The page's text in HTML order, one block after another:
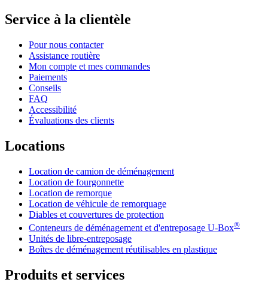
Service à la clientèle
Pour nous contacter
Assistance routière
Mon compte et mes commandes
Paiements
Conseils
FAQ
Accessibilité
Évaluations des clients
Locations
Location de camion de déménagement
Location de fourgonnette
Location de remorque
Location de véhicule de remorquage
Diables et couvertures de protection
Conteneurs de déménagement et d'entreposage U-Box®
Unités de libre-entreposage
Boîtes de déménagement réutilisables en plastique
Produits et services